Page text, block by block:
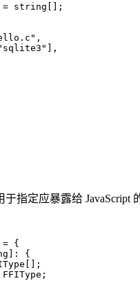
= string [];
,
],
于指定应暴露给 JavaScript
= {
:
{
[];
FFIType ;